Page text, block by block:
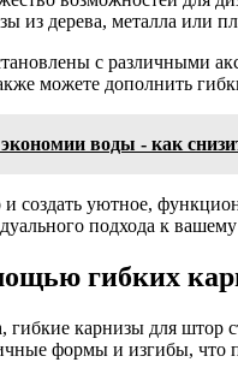
из дерева, металла или
с различными
можете дополнить
воды - как
создать уютное,
подхода к вашему
гибких
гибкие карнизы для
формы и изгибы, что